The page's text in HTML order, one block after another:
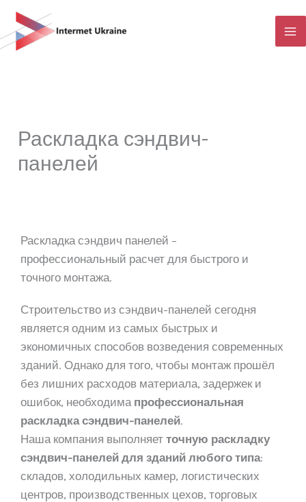
Перейти
содержимому
Раскладка сэндвич-
панелей
Раскладка сэндвич панелей –
профессиональный расчет для быстрого и
точного монтажа.
Строительство из сэндвич-панелей сегодня
является одним из самых быстрых и
экономичных способов возведения современных
зданий. Однако для того, чтобы монтаж прошёл
без лишних расходов материала, задержек и
ошибок, необходима профессиональная
раскладка сэндвич-панелей.
Наша компания выполняетточную раскладку
сэндвич-панелей для зданий любого типа:
складов, холодильных камер, логистических
центров, производственных цехов, торговых